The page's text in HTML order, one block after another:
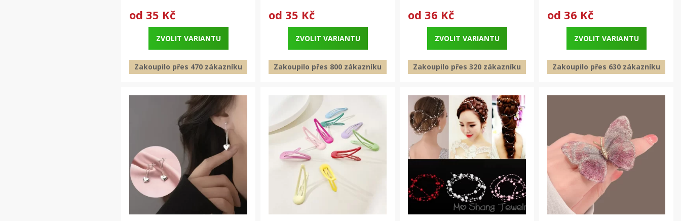
od 35 Kč
ZVOLIT VARIANTU
Zakoupilo přes 470 zákazníku
od 35 Kč
ZVOLIT VARIANTU
Zakoupilo přes 800 zákazníku
od 36 Kč
ZVOLIT VARIANTU
Zakoupilo přes 320 zákazníku
od 36 Kč
ZVOLIT VARIANTU
Zakoupilo přes 630 zákazníku